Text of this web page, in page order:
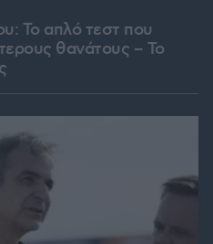
Το απλό τεστ που
θανάτους – Το